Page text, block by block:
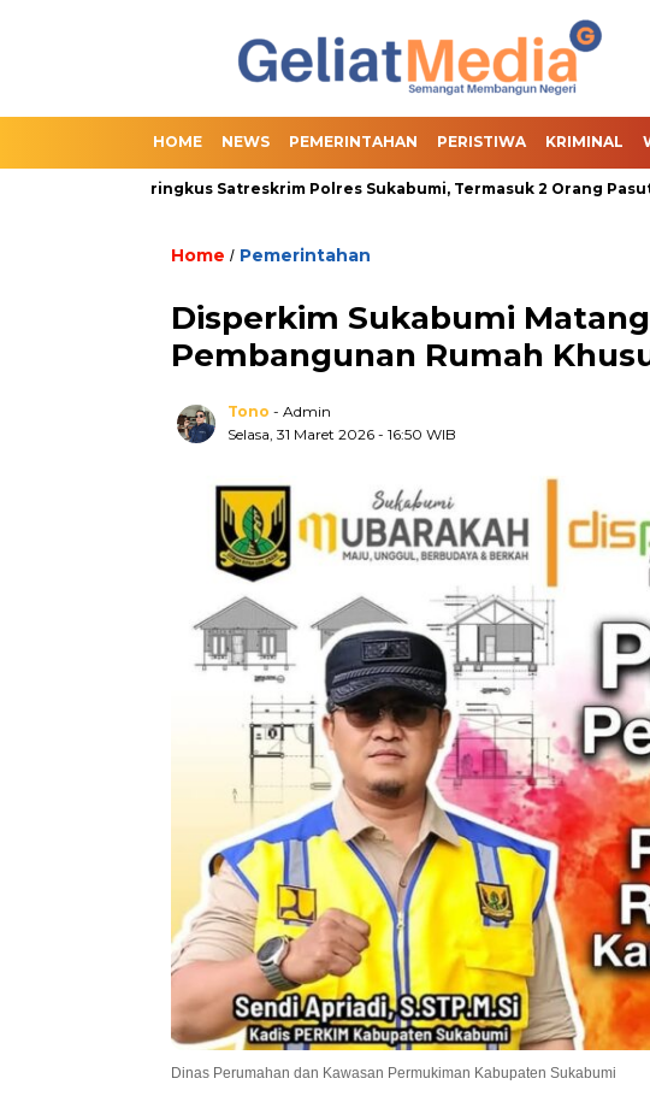
HOME NEWS PEMERINTAHAN PERISTIWA KRIMINAL
Diringkus Satreskrim Polres Sukabumi, Termasuk 2 Orang Pasutri
Home / Pemerintahan
Disperkim Sukabumi
Pembangunan Rumah
Tono - Admin
Selasa, 31 Maret 2026 - 16:50 WIB
Dinas Perumahan dan Kawasan Permukiman Kabupaten Sukabumi